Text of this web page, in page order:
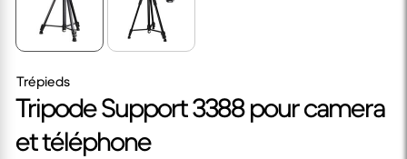
Trépieds
Tripode Support 3388 pour camera
et téléphone